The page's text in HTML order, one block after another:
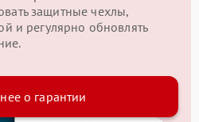
защитные чехлы,
и регулярно обновлять
о гарантии